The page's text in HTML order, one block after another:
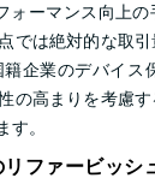
ォーマンス向上
では絶対的な取
企業のデバイス
の高まりを考慮
。
ファービッシ